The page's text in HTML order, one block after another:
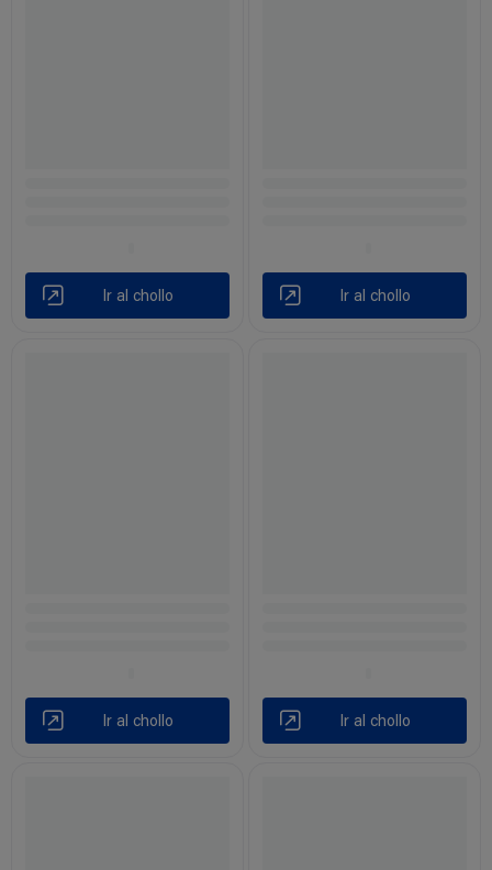
Ir al chollo Ir al chollo
Ir al chollo Ir al chollo